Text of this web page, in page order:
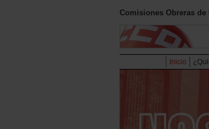
Comisiones Obreras de
Inicio